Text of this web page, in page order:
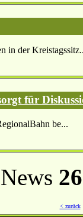
in der
für
be...
News
< zurück